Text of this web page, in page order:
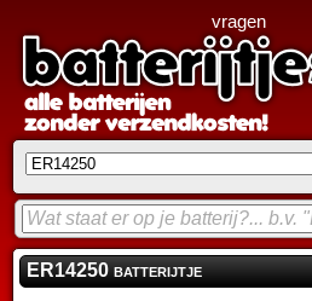
ER14250 batterijtje
vragen